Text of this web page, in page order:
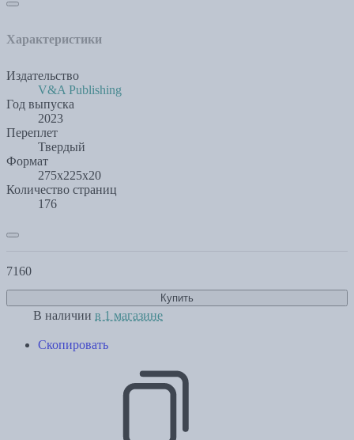
Характеристики
Издательство
V&A Publishing
Год выпуска
2023
Переплет
Твердый
Формат
275x225x20
Количество страниц
176
7160
Купить
В наличии в 1 магазине
Скопировать